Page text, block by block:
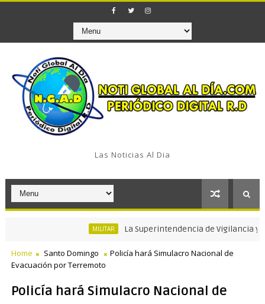
Las Noticias Al Dia
La Superintendencia de Vigilancia y
Home Santo Domingo
Policía hará Simulacro Nacional de
Evacuación por Terremoto
Policía hará Simulacro Nacional de